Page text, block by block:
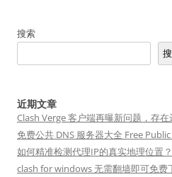
搜索
近期文章
Clash Verge 客户端再曝新问题，存
免费公共 DNS 服务器大全 Free
如何精准检测代理IP的真实地理位置？
clash for windows 无需翻墙即可免费